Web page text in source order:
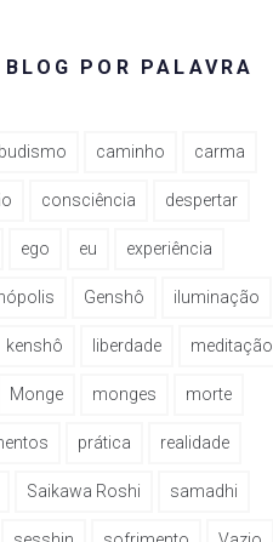
BLOG POR PALAVRA
budismo caminho carma
consciência despertar
ego eu experiência
Genshô iluminação
kenshô liberdade meditação
Monge monges morte
prática realidade
Saikawa Roshi samadhi